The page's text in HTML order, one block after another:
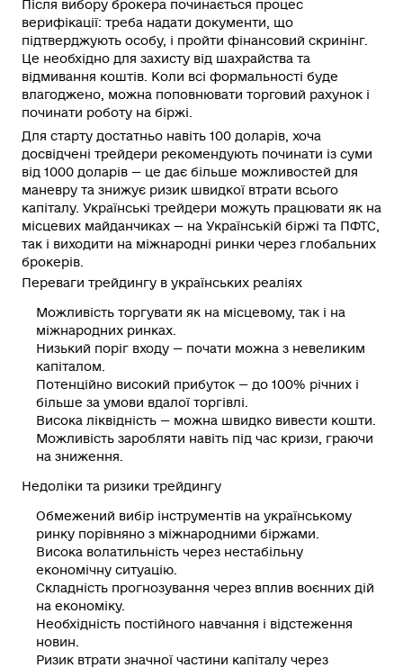
Після вибору брокера починається процес
верифікації: треба надати документи, що
підтверджують особу, і пройти фінансовий скринінг.
Це необхідно для захисту від шахрайства та
відмивання коштів. Коли всі формальності буде
влагоджено, можна поповнювати торговий рахунок і
починати роботу на біржі.
Для старту достатньо навіть 100 доларів, хоча
досвідчені трейдери рекомендують починати із суми
від 1000 доларів — це дає більше можливостей для
маневру та знижує ризик швидкої втрати всього
капіталу. Українські трейдери можуть працювати як на
місцевих майданчиках — на Українській біржі та ПФТС,
так і виходити на міжнародні ринки через глобальних
брокерів.
Переваги трейдингу в українських реаліях
Можливість торгувати як на місцевому, так і на
міжнародних ринках.
Низький поріг входу — почати можна з невеликим
капіталом.
Потенційно високий прибуток — до 100% річних і
більше за умови вдалої торгівлі.
Висока ліквідність — можна швидко вивести кошти.
Можливість заробляти навіть під час кризи, граючи
на зниження.
Недоліки та ризики трейдингу
Обмежений вибір інструментів на українському
ринку порівняно з міжнародними біржами.
Висока волатильність через нестабільну
економічну ситуацію.
Складність прогнозування через вплив воєнних дій
на економіку.
Необхідність постійного навчання і відстеження
новин.
Ризик втрати значної частини капіталу через